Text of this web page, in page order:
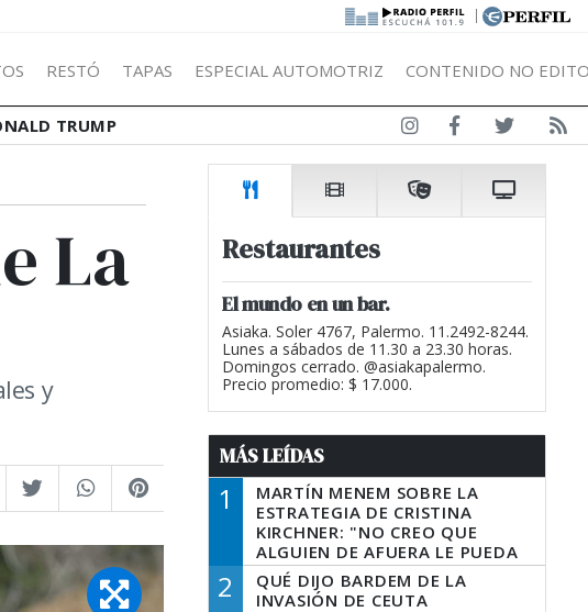
|
RESTÓ TAPAS ESPECIAL AUTOMOTRIZ CONTENIDO NO
TRUMP
La
y
Restaurantes
El mundo en un bar.
Asiaka. Soler 4767, Palermo. 11.2492-8244.
Lunes a sábados de 11.30 a 23.30 horas.
Domingos cerrado. @asiakapalermo.
Precio promedio: $ 17.000.
MÁS LEÍDAS
1
MARTÍN MENEM SOBRE LA
ESTRATEGIA DE CRISTINA
KIRCHNER: "NO CREO QUE
ALGUIEN DE AFUERA LE PUEDA
DECIR A LA JUSTICIA LO QUE
TIENE QUE HACER"
2
QUÉ DIJO BARDEM DE LA
INVASIÓN DE CEUTA